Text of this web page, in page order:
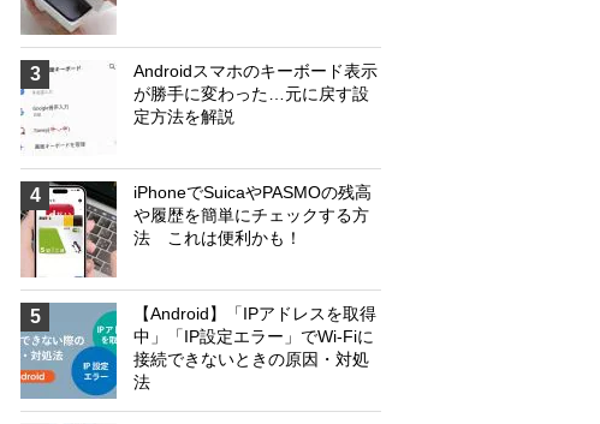
3
Androidスマホのキーボード表示
が勝手に変わった…元に戻す設
定方法を解説
4
iPhoneでSuicaやPASMOの残高
や履歴を簡単にチェックする方
法 これは便利かも！
5
【Android】「IPアドレスを取得
中」「IP設定エラー」でWi-Fiに
接続できないときの原因・対処
法